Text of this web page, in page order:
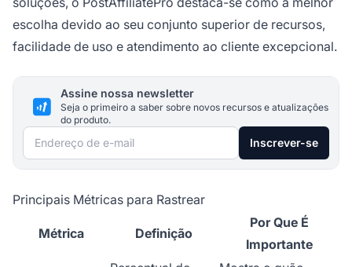
escolha devido ao seu conjunto superior de recursos,
facilidade de uso e atendimento ao cliente excepcional.
Assine nossa newsletter
Seja o primeiro a saber sobre novos recursos e atualizações
do produto.
Endereço de e-mail Inscrever-se
Principais Métricas para Rastrear
Métrica Definição
Por Que É
Importante